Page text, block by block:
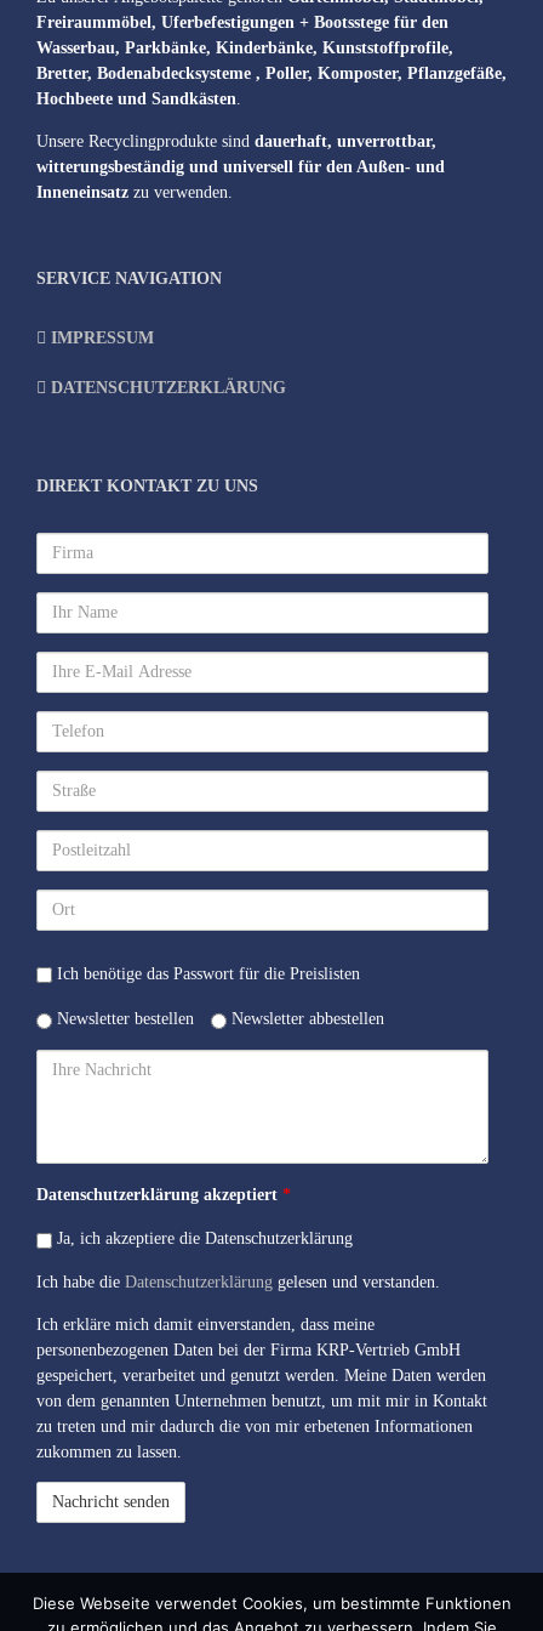
Freiraummöbel, Uferbefestigungen + Bootsstege für den
Wasserbau, Parkbänke, Kinderbänke, Kunststoffprofile,
Bretter, Bodenabdecksysteme , Poller, Komposter, Pflanzgefäße,
Hochbeete und Sandkästen.
Unsere Recyclingprodukte sind dauerhaft, unverrottbar,
witterungsbeständig und universell für den Außen- und
Inneneinsatz zu verwenden.
SERVICE NAVIGATION
IMPRESSUM
DATENSCHUTZERKLÄRUNG
DIREKT KONTAKT ZU UNS
Firma
Ihr
Name
Ihre
E-
Mail
Adresse
Telefon
Straße
Postleitzahl
Ort
Passwort
Ich benötige das Passwort für die Preislisten
Newsletter
Newsletter bestellen Newsletter abbestellen
Ihre
Datenschutzerklärung akzeptiert *
Ja, ich akzeptiere die Datenschutzerklärung
Ich habe die Datenschutzerklärung gelesen und verstanden.
Ich erkläre mich damit einverstanden, dass meine
personenbezogenen Daten bei der Firma KRP-Vertrieb GmbH
gespeichert, verarbeitet und genutzt werden. Meine Daten werden
von dem genannten Unternehmen benutzt, um mit mir in Kontakt
zu treten und mir dadurch die von mir erbetenen Informationen
zukommen zu lassen.
Diese Webseite verwendet Cookies, um bestimmte Funktionen